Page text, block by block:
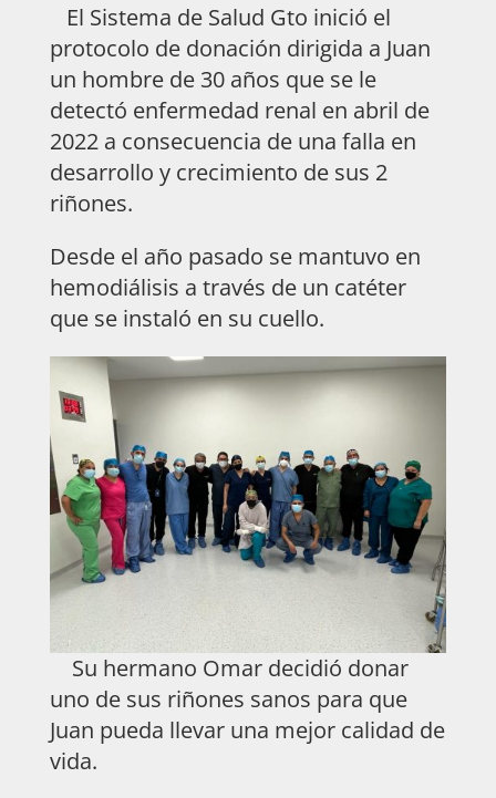
El Sistema de Salud Gto inició el
protocolo de donación dirigida a Juan
un hombre de 30 años que se le
detectó enfermedad renal en abril de
2022 a consecuencia de una falla en
desarrollo y crecimiento de sus 2
riñones.
Desde el año pasado se mantuvo en
hemodiálisis a través de un catéter
que se instaló en su cuello.
Su hermano Omar decidió donar
uno de sus riñones sanos para que
Juan pueda llevar una mejor calidad de
vida.